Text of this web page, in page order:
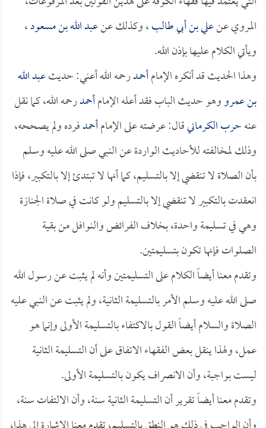
المروي عنعلي بن أبي طالب، وكذلك عنعبد الله بن مسعود،
ويأتي الكلام عليها بإذن الله.
وهذا الحديث قد أنكره الإمامأحمدرحمه الله أعني: حديثعبد الله
بن عمرووهو حديث الباب فقد أعله الإمامأحمدرحمه الله، كما نقل
عنهحرب الكرمانيقال: عرضته على الإمامأحمدفرده ولم يصححه،
وذلك لمخالفته للأحاديث الواردة عن النبي صلى الله عليه وسلم
بأن الصلاة لا تنقضي إلا بالتسليم، كما أنها لا تبتدئ إلا بالتكبير، فإذا
انعقدت بالتكبير لا تنقضي إلا بالتسليم ولو كانت في صلاة الجنازة
وهي في تسليمة واحدة، بخلاف الفرائض والنوافل من بقية
الصلوات فإنها تكون بتسليمتين.
وتقدم معنا أيضاً الكلام على التسليمتين وأنه لم يثبت عن رسول الله
صلى الله عليه وسلم الأمر بالتسليمة الثانية، ولم يثبت عن النبي عليه
الصلاة والسلام أيضاً القول بالاكتفاء بالتسليمة الأولى وإنما هو
عمل، ولهذا ينقل بعض الفقهاء الاتفاق على أن التسليمة الثانية
ليست بواجبة، وأن الانصراف يكون بالتسليمة الأولى.
وتقدم معنا أيضاً تقرير أن التسليمة الثانية سنة، وأن الالتفات سنة،